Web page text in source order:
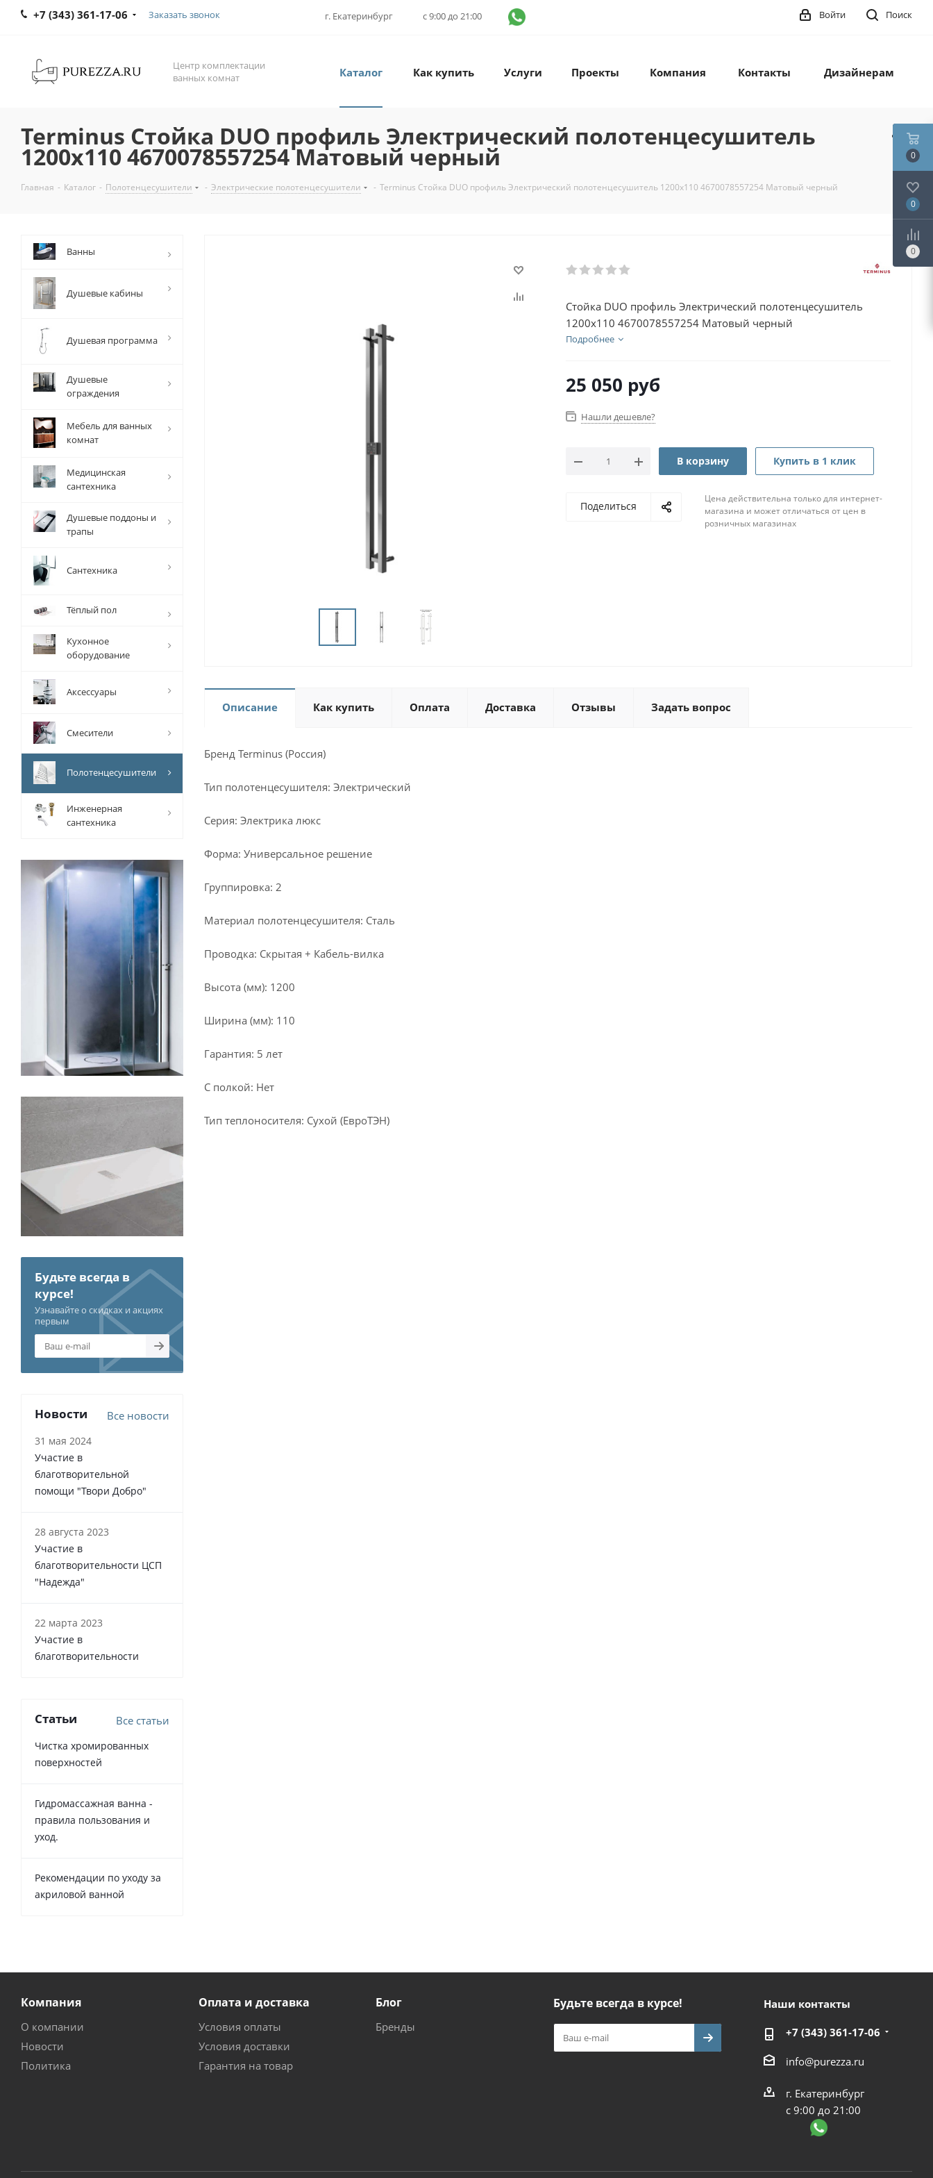
+7 (343) 361-17-06 Заказать звонок г. Екатеринбург с 9:00 до 21:00 Поиск
Войти
Центр комплектации
ванных комнат
Каталог Как купить Услуги Проекты Компания Контакты Дизайнерам
Terminus Стойка DUO профиль Электрический полотенцесушитель
1200х110 4670078557254 Матовый черный
Главная - Каталог - Полотенцесушители - Электрические полотенцесушители - Terminus Стойка DUO профиль Электрический полотенцесушитель 1200х110 4670078557254 Матовый черный
Стойка DUO профиль Электрический полотенцесушитель
1200х110 4670078557254 Матовый черный
Подробнее
25 050 руб
Нашли дешевле?
В корзину Купить в 1 клик
Поделиться
Цена действительна только для интернет-
магазина и может отличаться от цен в
розничных магазинах
Описание Как купить Оплата Доставка Отзывы Задать вопрос
Бренд Terminus (Россия)
Тип полотенцесушителя: Электрический
Серия: Электрика люкс
Форма: Универсальное решение
Группировка: 2
Материал полотенцесушителя: Сталь
Проводка: Скрытая + Кабель-вилка
Высота (мм): 1200
Ширина (мм): 110
Гарантия: 5 лет
С полкой: Нет
Тип теплоносителя: Сухой (ЕвроТЭН)
Ванны
Душевые кабины
Душевая программа
Душевые
ограждения
Мебель для ванных
комнат
Медицинская
сантехника
Душевые поддоны и
трапы
Сантехника
Тёплый пол
Кухонное
оборудование
Аксессуары
Смесители
Полотенцесушители
Инженерная
сантехника
Будьте всегда в
курсе!
Узнавайте о скидках и акциях
первым
Новости Все новости
31 мая 2024
Участие в
благотворительной
помощи "Твори Добро"
28 августа 2023
Участие в
благотворительности ЦСП
"Надежда"
22 марта 2023
Участие в
благотворительности
Статьи Все статьи
Чистка хромированных
поверхностей
Гидромассажная ванна -
правила пользования и
уход.
Рекомендации по уходу за
акриловой ванной
Компания
О компании
Новости
Политика
Оплата и доставка
Условия оплаты
Условия доставки
Гарантия на товар
Блог
Бренды
Будьте всегда в курсе! Наши контакты
+7 (343) 361-17-06
info@purezza.ru
г. Екатеринбург
с 9:00 до 21:00
0
0
0